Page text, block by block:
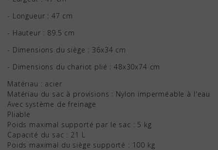
- Longueur : 47 cm
- Hauteur : 89.5 cm
- Dimensions du siège : 36x34 cm
- Dimensions du chariot plié : 48x30x74 cm
Matériau : acier
Matériau du sac à provisions : Nylon imperméable à l'eau
Avec système de freinage
Pliable
Poids maximal supporté par le sac : 5 kg
Capacité du sac : 21 L
Poids maximal du siège supporté : 100 kg